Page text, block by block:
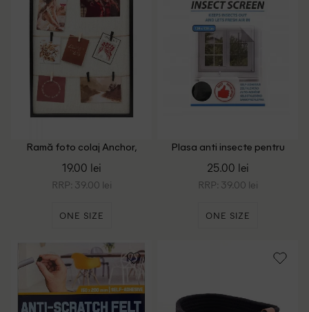
Ramă foto colaj Anchor,
19.00 lei
RRP: 39.00 lei
ONE SIZE
Plasa anti insecte pentru
negru
25.00 lei
RRP: 39.00 lei
ONE SIZE